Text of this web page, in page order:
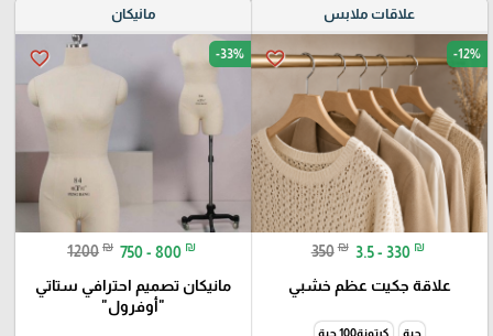
علاقات ملابس
favorite_border -12%
350 ₪ 3.5 - 330 ₪
علاقة جكيت عظم خشبي
حبة كرتونة100 حبة
مانيكان
favorite_border -33%
1200 ₪ 750 - 800 ₪
مانيكان تصميم احترافي ستاتي
"أوفرول"